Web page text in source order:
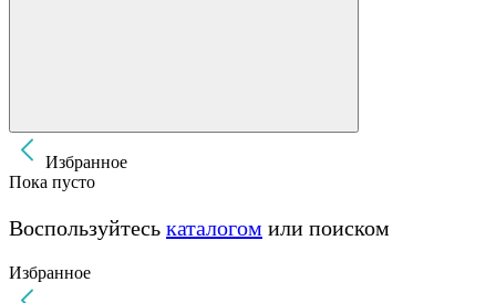
Избранное
Пока пусто
Воспользуйтесь каталогом или поиском
Избранное